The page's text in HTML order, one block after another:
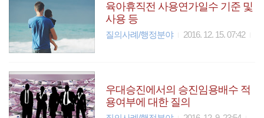
육아휴직전 사용연가일수 기준 및
사용 등
질의사례/행정분야 2016. 12. 15. 07:42
우대승진에서의 승진임용배수 적
용여부에 대한 질의